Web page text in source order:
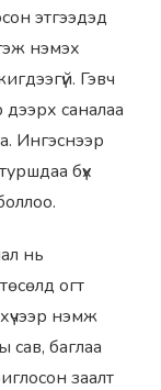
этгээдэд
нэмэх
Гэвч
дээрх саналаа
Ингэснээр
бүх
нь
огт
нэмж
сав, баглаа
заалт